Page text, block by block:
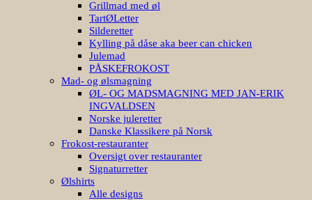
Grillmad med øl
TartØLetter
Silderetter
Kylling på dåse aka beer can chicken
Julemad
PÅSKEFROKOST
Mad- og ølsmagning
ØL- OG MADSMAGNING MED JAN-ERIK
INGVALDSEN
Norske juleretter
Danske Klassikere på Norsk
Frokost-restauranter
Oversigt over restauranter
Signaturretter
Ølshirts
Alle designs